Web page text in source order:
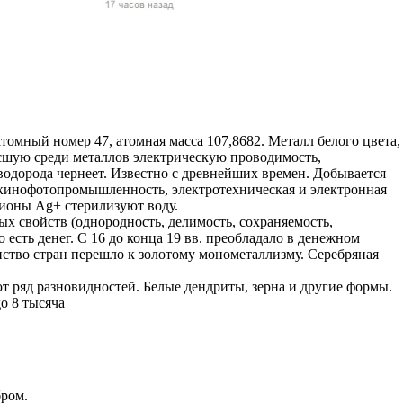
женщин и
страны),номер 47, атомная масса 107,8682. Металл белого цвета,
среди металлов электрическую проводимость,
чернеет. Известно с древнейших времен. Добывается
электротехническая и электронная
Ag+ стерилизуют воду.
свойств (однородность, делимость, сохраняемость,
денег. С 16 до конца 19 вв. преобладало в денежном
стран перешло к золотому монометаллизму. Серебряная
разновидностей. Белые дендриты, зерна и другие формы.
8 тысяча